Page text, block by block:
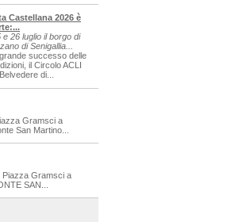
Castellana 2026 è
e 26 luglio il borgo di
di Senigallia...
successo delle
il Circolo ACLI
di...
Gramsci a
San Martino...
Piazza Gramsci a
SAN...